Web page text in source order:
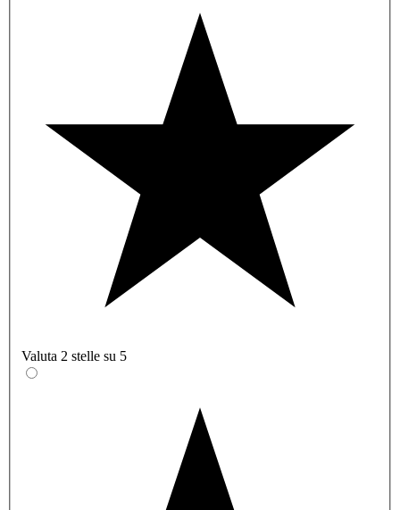
Valuta 2 stelle su 5